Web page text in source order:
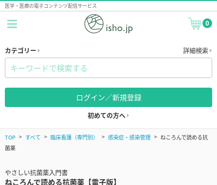
医学・医療の電子コンテンツ配信サービス
0
カテゴリー 詳細検索
ログイン／新規登録
初めての方へ
TOP すべて 臨床看護（専門別） 感染症・感染管理
ねころんで読める抗
菌薬
やさしい抗菌薬入門書
ねころんで読める抗菌薬【電子版】